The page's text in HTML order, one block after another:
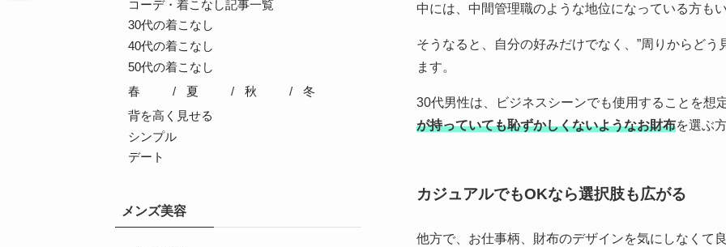
中には、中間管理職のような地位になっている方も
そうなると、自分の好みだけでなく、”周りからど
ます。
30代男性は、ビジネスシーンでも使用することを想
が持っていても恥ずかしくないようなお財布を選ぶ
カジュアルでもOKなら選択肢も広がる
他方で、お仕事柄、財布のデザインを気にしなくて
コーデ・着こなし記事一覧
30代の着こなし
40代の着こなし
50代の着こなし
春
夏 秋
冬
背を高く見せる
シンプル
デート
メンズ美容